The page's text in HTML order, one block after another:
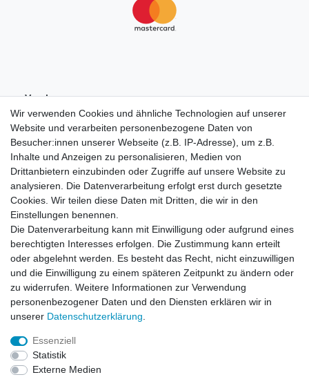
Vorab-
Überweisung
Wir verwenden Cookies und ähnliche Technologien auf unserer
Website und verarbeiten personenbezogene Daten von
Besucher:innen unserer Webseite (z.B. IP-Adresse), um z.B.
Inhalte und Anzeigen zu personalisieren, Medien von
Drittanbietern einzubinden oder Zugriffe auf unsere Website zu
analysieren. Die Datenverarbeitung erfolgt erst durch gesetzte
Cookies. Wir teilen diese Daten mit Dritten, die wir in den
Einstellungen benennen.
Die Datenverarbeitung kann mit Einwilligung oder aufgrund eines
berechtigten Interesses erfolgen. Die Zustimmung kann erteilt
oder abgelehnt werden. Es besteht das Recht, nicht einzuwilligen
und die Einwilligung zu einem späteren Zeitpunkt zu ändern oder
zu widerrufen. Weitere Informationen zur Verwendung
personenbezogener Daten und den Diensten erklären wir in
unserer Daten­schutz­erklärung
Essenziell
Statistik
Externe Medien